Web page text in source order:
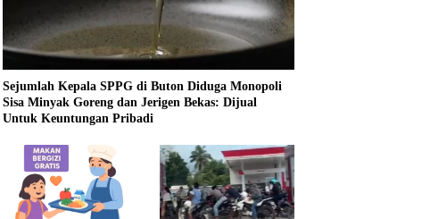
Sejumlah Kepala SPPG di Buton Diduga Monopoli
Sisa Minyak Goreng dan Jerigen Bekas: Dijual
Untuk Keuntungan Pribadi